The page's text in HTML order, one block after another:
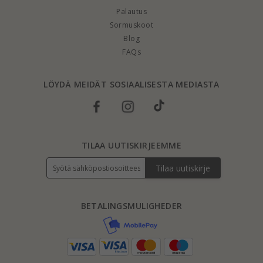
Palautus
Sormuskoot
Blog
FAQs
LÖYDÄ MEIDÄT SOSIAALISESTA MEDIASTA
BETALINGSMULIGHEDER
TILAA UUTISKIRJEEMME
Tilaa uutiskirje